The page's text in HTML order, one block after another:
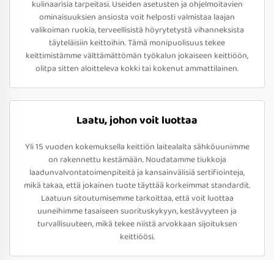
kulinaarisia tarpeitasi. Useiden asetusten ja ohjelmoitavien
ominaisuuksien ansiosta voit helposti valmistaa laajan
valikoiman ruokia, terveellisistä höyrytetystä vihanneksista
täyteläisiin keittoihin. Tämä monipuolisuus tekee
keittimistämme välttämättömän työkalun jokaiseen keittiöön,
olitpa sitten aloitteleva kokki tai kokenut ammattilainen.
Laatu, johon voit luottaa
Yli 15 vuoden kokemuksella keittiön laitealalta sähköuunimme
on rakennettu kestämään. Noudatamme tiukkoja
laadunvalvontatoimenpiteitä ja kansainvälisiä sertifiointeja,
mikä takaa, että jokainen tuote täyttää korkeimmat standardit.
Laatuun sitoutumisemme tarkoittaa, että voit luottaa
uuneihimme tasaiseen suorituskykyyn, kestävyyteen ja
turvallisuuteen, mikä tekee niistä arvokkaan sijoituksen
keittiöösi.